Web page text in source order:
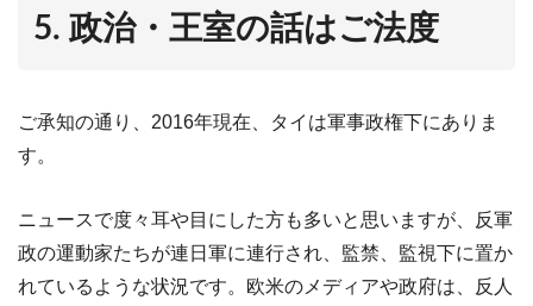
5. 政治・王室の話はご法度
ご承知の通り、 2016年現在、タイは軍事政権下にありま
す。
ニュースで度々耳や目にした方も多いと思いますが、反軍
政の運動家たちが連日軍に連行され、監禁、監視下に置か
れているような状況です。欧米のメディアや政府は、反人